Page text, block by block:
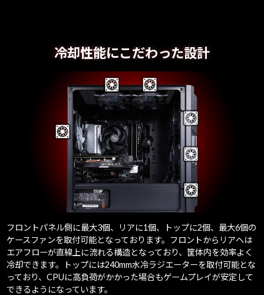
冷却性能にこだわった設計
フロントパネル側に最大3個、リアに1個、トップに2個、最大6個の
ケースファンを取付可能となっております。フロントからリアへは
エアフローが直線上に流れる構造となっており、筐体内を効率よく
冷却できます。トップには240mm水冷ラジエーターを取付可能とな
っており、CPUに高負荷がかかった場合もゲームプレイが安定して
できるようになっています。